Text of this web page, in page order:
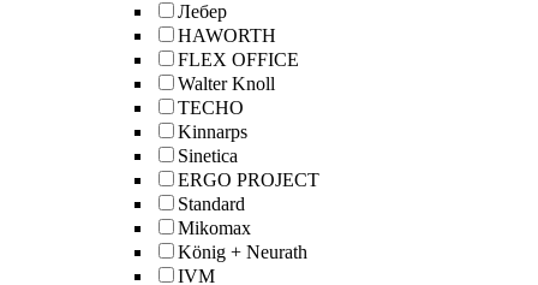
Лебер
HAWORTH
FLEX OFFICE
Walter Knoll
TECHO
Kinnarps
Sinetica
ERGO PROJECT
Standard
Mikomax
König + Neurath
IVM